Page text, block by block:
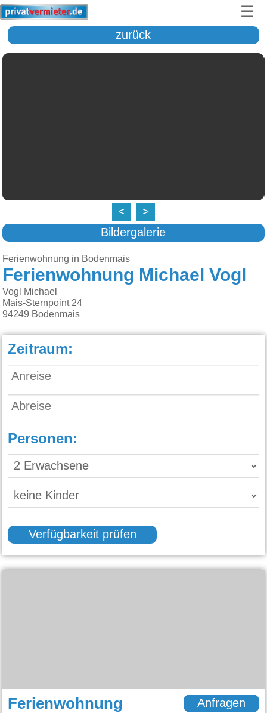
☰
zurück
< >
Bildergalerie
Ferienwohnung in Bodenmais
Ferienwohnung Michael Vogl
Vogl Michael
Mais-Sternpoint 24
94249 Bodenmais
Zeitraum:
Personen:
Verfügbarkeit prüfen
Ferienwohnung Anfragen